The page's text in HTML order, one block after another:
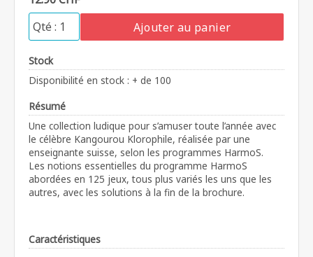
Ajouter au panier
Stock
Disponibilité en stock : + de 100
Résumé
Une collection ludique pour s’amuser toute l’année avec
le célèbre Kangourou Klorophile, réalisée par une
enseignante suisse, selon les programmes HarmoS.
Les notions essentielles du programme HarmoS
abordées en 125 jeux, tous plus variés les uns que les
autres, avec les solutions à la fin de la brochure.
Caractéristiques